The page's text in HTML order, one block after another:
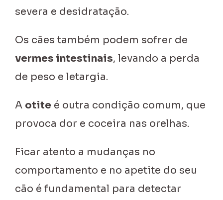
severa e desidratação.
Os cães também podem sofrer de
vermes intestinais, levando a perda
de peso e letargia.
A otite é outra condição comum, que
provoca dor e coceira nas orelhas.
Ficar atento a mudanças no
comportamento e no apetite do seu
cão é fundamental para detectar